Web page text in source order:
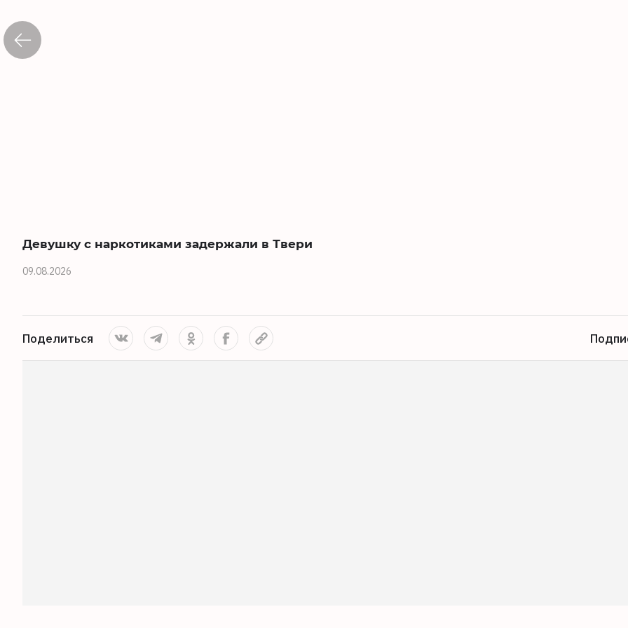
Девушку с наркотиками задержали в Твери
09.08.2026
Поделиться